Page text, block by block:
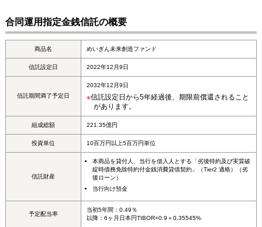
合同運用指定金銭信託の概要
商品名 めいぎん未来創造ファンド
信託設定日 2022年12月9日
信託期間満了予定日
2032年12月9日
※信託設定日から5年経過後、期限前償還されること
があります。
組成総額 221.35億円
投資単位 10百万円以上5百万円単位
信託財産
本商品を貸付人、当行を借入人とする「劣後特約及び実質破
綻時債務免除特約付金銭消費貸借契約」（Tier2 適格）（劣
後ローン）
当行向け預金
予定配当率
当初5年間：0.49％
以降：6ヶ月日本円TIBOR×0.9＋0.35545%